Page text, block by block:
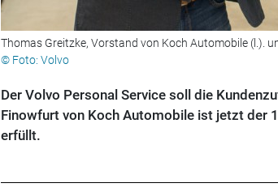
Thomas Greitzke, Vorstand von Koch Automobile (l.).
© Foto: Volvo
Der Volvo Personal Service soll die
Finowfurt von Koch Automobile ist jetzt der
erfüllt.